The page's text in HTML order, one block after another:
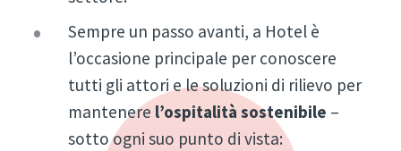
Sempre un passo avanti, a Hotel è
l’occasione principale per conoscere
tutti gli attori e le soluzioni di rilievo per
mantenere l’ospitalità sostenibile –
sotto ogni suo punto di vista: